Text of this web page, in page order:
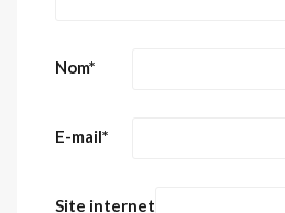
Nom*
E-mail*
Site internet